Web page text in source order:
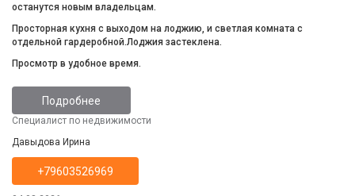
останутся новым владельцам.
Просторная кухня с выходом на лоджию, и светлая комната с
отдельной гардеробной.Лоджия застеклена.
Просмотр в удобное время.
Подробнее
Специалист по недвижимости
Давыдова Ирина
+79603526969